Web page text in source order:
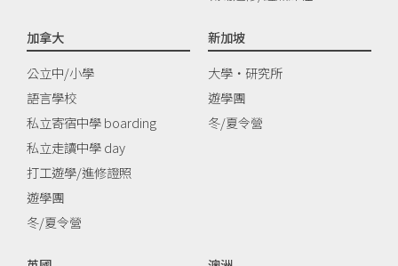
加拿大
公立中/小學
語言學校
私立寄宿中學 boarding
私立走讀中學 day
打工遊學/進修證照
遊學團
冬/夏令營
新加坡
大學‧研究所
遊學團
冬/夏令營